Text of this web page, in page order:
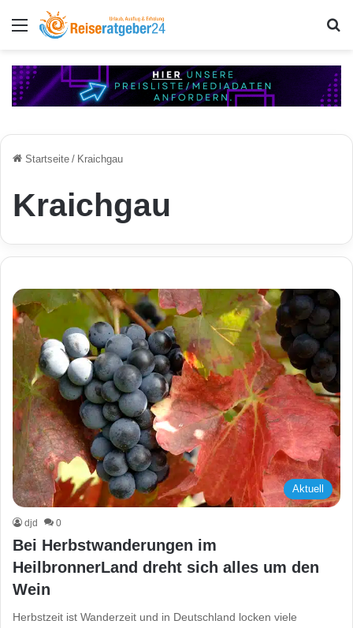
Menü
Startseite / Kraichgau
Kraichgau
Aktuell
djd 0
Bei Herbstwanderungen im
HeilbronnerLand dreht sich alles um den
Wein
Herbstzeit ist Wanderzeit und in Deutschland locken viele